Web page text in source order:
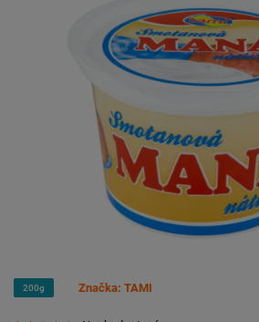
200g Značka: TAMI